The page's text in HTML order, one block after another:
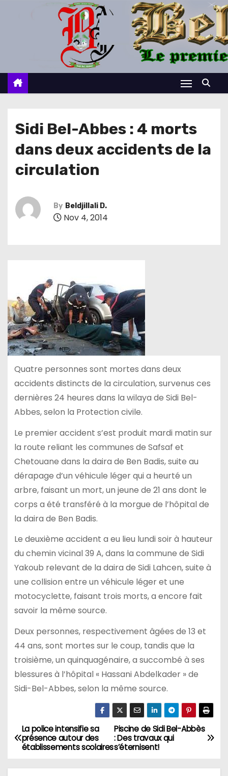
c
Sidi Bel-Abbes : 4 morts
dans deux accidents de la
circulation
By Beldjillali D.
Nov 4, 2014
Quatre personnes sont mortes dans deux
accidents distincts de la circulation, survenus ces
dernières 24 heures dans la wilaya de Sidi Bel-
Abbes, selon la Protection civile.
Le premier accident s’est produit mardi matin sur
la route reliant les communes de Safsaf et
Chetouane dans la daira de Ben Badis, suite au
dérapage d’un véhicule léger qui a heurté un
arbre, faisant un mort, un jeune de 21 ans dont le
corps a été transféré à la morgue de l’hôpital de
la daira de Ben Badis.
Le deuxième accident a eu lieu lundi soir à hauteur
du chemin vicinal 39 A, dans la commune de Sidi
Yakoub relevant de la daira de Sidi Lahcen, suite à
une collision entre un véhicule léger et une
motocyclette, faisant trois morts, a encore fait
savoir la même source.
Deux personnes, respectivement âgées de 13 et
44 ans, sont mortes sur le coup, tandis que la
troisième, un quinquagénaire, a succombé à ses
blessures à l’hôpital « Hassani Abdelkader » de
Sidi-Bel-Abbes, selon la même source.
N
a
Piscine de Sidi Bel-Abbès
: Des travaux qui
s’éternisent!
La police intensifie sa
présence autour des
établissements scolaires